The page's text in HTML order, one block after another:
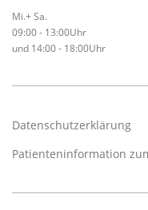
Mi.+ Sa.
09:00 - 13:00Uhr
und 14:00 - 18:00Uhr
Datenschutzerklärung
Patienteninformation